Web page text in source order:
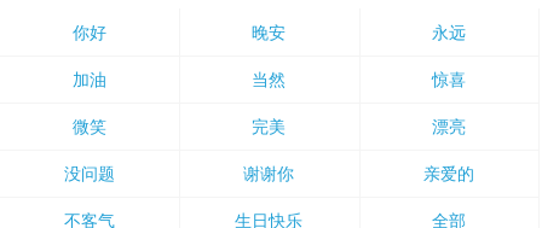
你好 晚安 永远
加油 当然 惊喜
微笑 完美 漂亮
没问题 谢谢你 亲爱的
不客气 生日快乐 全部